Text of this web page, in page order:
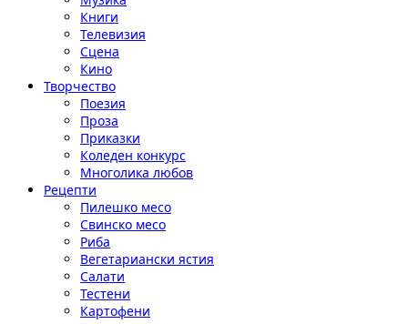
Книги
Телевизия
Сцена
Кино
Творчество
Поезия
Проза
Приказки
Коледен конкурс
Многолика любов
Рецепти
Пилешко месо
Свинско месо
Риба
Вегетариански ястия
Салати
Тестени
Картофени